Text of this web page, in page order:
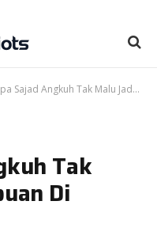
Angkuh Tak Malu Jadi Perempuan Di Mekah?
Tak
Di